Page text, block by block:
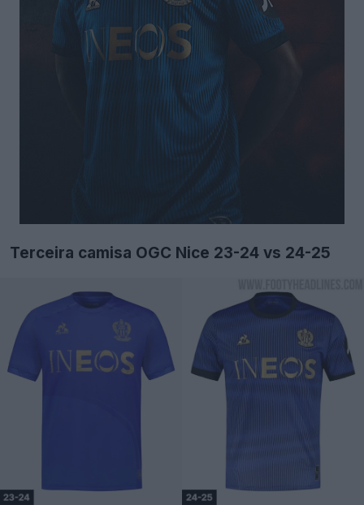
Terceira camisa OGC Nice 23-24 vs 24-25